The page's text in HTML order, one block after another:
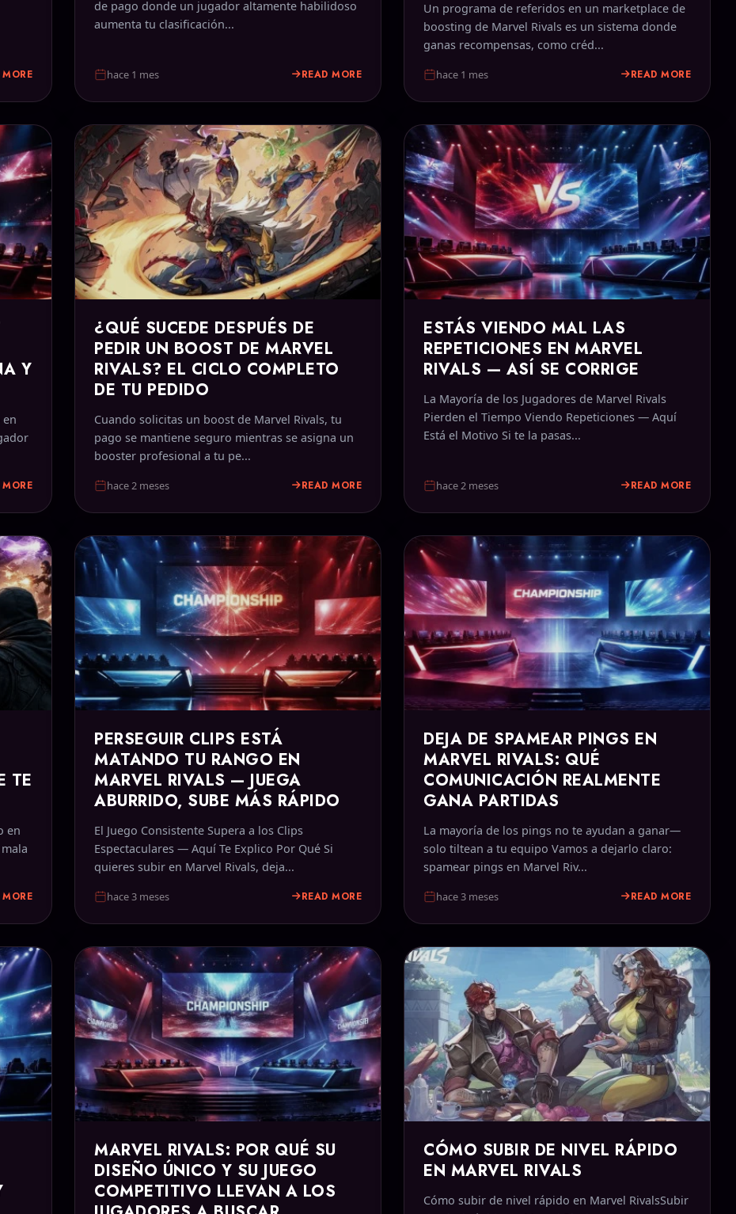
MORE
de pago donde un jugador altamente habilidoso
aumenta tu clasificación...
hace 1 mes READ MORE
Un programa de referidos en un marketplace de
boosting de Marvel Rivals es un sistema donde
ganas recompensas, como créd...
hace 1 mes READ MORE
Y
MORE
¿QUÉ SUCEDE DESPUÉS DE
PEDIR UN BOOST DE MARVEL
RIVALS? EL CICLO COMPLETO
DE TU PEDIDO
Cuando solicitas un boost de Marvel Rivals, tu
pago se mantiene seguro mientras se asigna un
booster profesional a tu pe...
hace 2 meses READ MORE
ESTÁS VIENDO MAL LAS
REPETICIONES EN MARVEL
RIVALS — ASÍ SE CORRIGE
La Mayoría de los Jugadores de Marvel Rivals
Pierden el Tiempo Viendo Repeticiones — Aquí
Está el Motivo Si te la pasas...
hace 2 meses READ MORE
TE
en
MORE
PERSEGUIR CLIPS ESTÁ
MATANDO TU RANGO EN
MARVEL RIVALS — JUEGA
ABURRIDO, SUBE MÁS RÁPIDO
El Juego Consistente Supera a los Clips
Espectaculares — Aquí Te Explico Por Qué Si
quieres subir en Marvel Rivals, deja...
hace 3 meses READ MORE
DEJA DE SPAMEAR PINGS EN
MARVEL RIVALS: QUÉ
COMUNICACIÓN REALMENTE
GANA PARTIDAS
La mayoría de los pings no te ayudan a ganar—
solo tiltean a tu equipo Vamos a dejarlo claro:
spamear pings en Marvel Riv...
hace 3 meses READ MORE
MARVEL RIVALS: POR QUÉ SU
DISEÑO ÚNICO Y SU JUEGO
COMPETITIVO LLEVAN A LOS
CÓMO SUBIR DE NIVEL RÁPIDO
EN MARVEL RIVALS
Cómo subir de nivel rápido en Marvel RivalsSubir